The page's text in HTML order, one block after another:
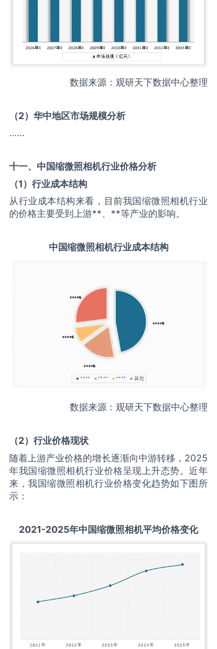
数据来源：观研天下数据中心整理
（2）华中地区市场规模分析
……
十一、中国缩微照相机行业价格分析
（1）行业成本结构
从行业成本结构来看，目前我国缩微照相机行业
的价格主要受到上游**、**等产业的影响。
中国缩微照相机行业成本结构
数据来源：观研天下数据中心整理
（2）行业价格现状
随着上游产业价格的增长逐渐向中游转移，2025
年我国缩微照相机行业价格呈现上升态势。近年
来，我国缩微照相机行业价格变化趋势如下图所
示：
2021-2025年中国缩微照相机平均价格变化